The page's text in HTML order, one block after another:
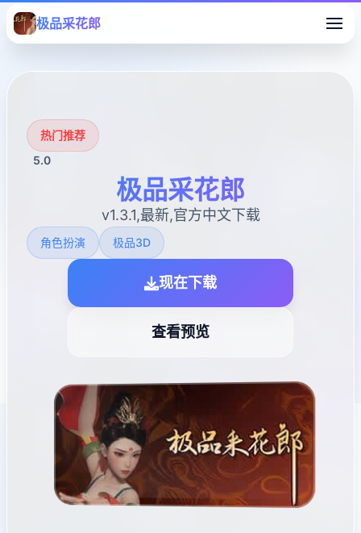
极品采花郎
热门推荐
5.0
极品采花郎
v1.3.1,最新,官方中文下载
角色扮演 极品3D
现在下载
查看预览